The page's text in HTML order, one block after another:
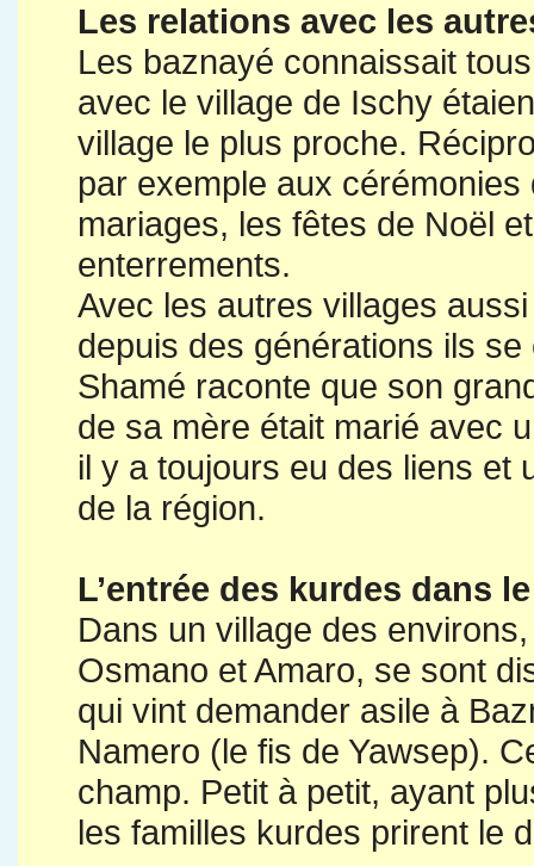
Les relations avec les
Les baznayé connaissait
avec le village de Ischy
village le plus proche.
par exemple aux
mariages, les fêtes de Noël
enterrements.
Avec les autres villages
depuis des générations ils
Shamé raconte que son
de sa mère était marié avec
il y a toujours eu des liens et
de la région.
L’entrée des kurdes dans
Dans un village des
Osmano et Amaro, se sont
qui vint demander asile à
Namero (le fis de Yawsep).
champ. Petit à petit, ayant
les familles kurdes prirent le